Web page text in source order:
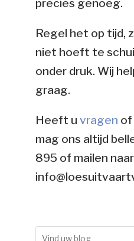
precies genoeg.
Regel het op tijd,
niet hoeft te
onder druk. Wij
graag.
Heeft u vragen of
mag ons altijd
895 of mailen naar